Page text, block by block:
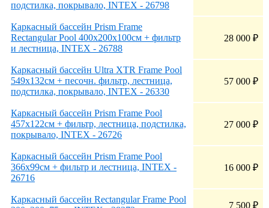
подстилка, покрывало, INTEX - 26798
Каркасный бассейн Prism Frame
Rectangular Pool 400х200х100см + фильтр
и лестница, INTEX - 26788
28 000 ₽
Каркасный бассейн Ultra XTR Frame Pool
549х132см + песочн. фильтр, лестница,
подстилка, покрывало, INTEX - 26330
57 000 ₽
Каркасный бассейн Prism Frame Pool
457х122см + фильтр, лестница, подстилка,
покрывало, INTEX - 26726
27 000 ₽
Каркасный бассейн Prism Frame Pool
366х99см + фильтр и лестница, INTEX -
26716
16 000 ₽
Каркасный бассейн Rectangular Frame Pool
7 500 ₽